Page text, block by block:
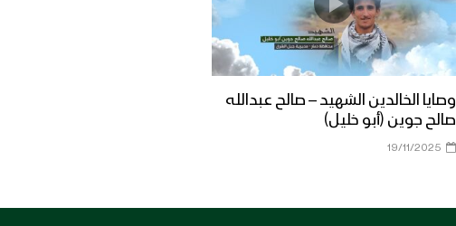
وصايا الخالدين الشهيد – صالح عبدالله
صالح جوين (أبو خليل)
19/11/2025